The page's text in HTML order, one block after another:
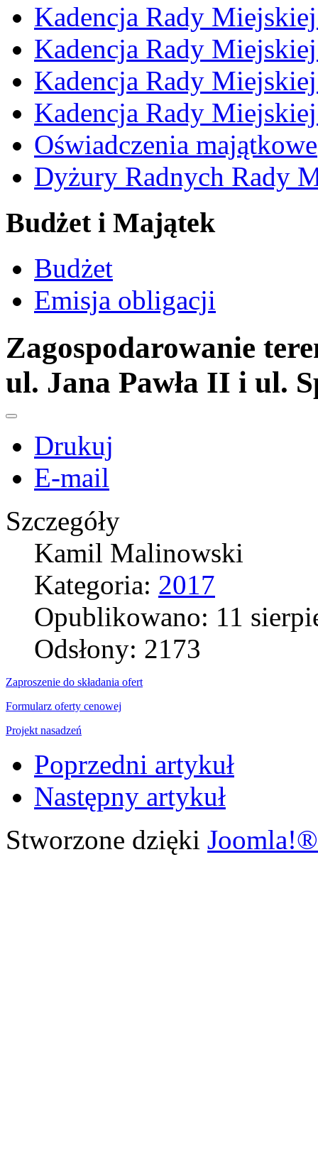
Kadencja Rady
Kadencja Rady
Kadencja Rady
Kadencja Rady
Oświadczenia majątkowe
Dyżury Radnych Rady
Budżet i Majątek
Budżet
Emisja obligacji
Zagospodarowanie
ul. Jana Pawła II i ul.
Drukuj
E-mail
Szczegóły
Kamil Malinowski
Kategoria: 2017
Opublikowano: 11
Odsłony: 2173
Zaproszenie do składania ofert
Formularz oferty cenowej
Projekt nasadzeń
Poprzedni artykuł
Następny artykuł
Stworzone dzięki Joomla!®